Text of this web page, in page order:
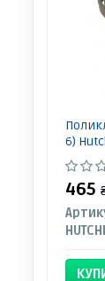
6)
465